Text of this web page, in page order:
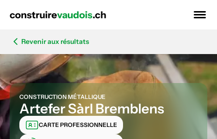
Revenir aux résultats
CONSTRUCTION MÉTALLIQUE
Artefer Sàrl Bremblens
CARTE PROFESSIONNELLE